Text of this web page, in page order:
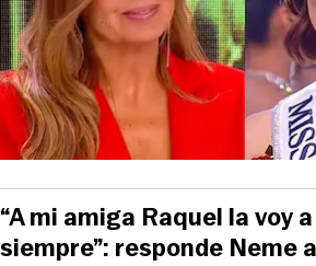
“A mi amiga Raquel la voy
siempre”: responde Neme